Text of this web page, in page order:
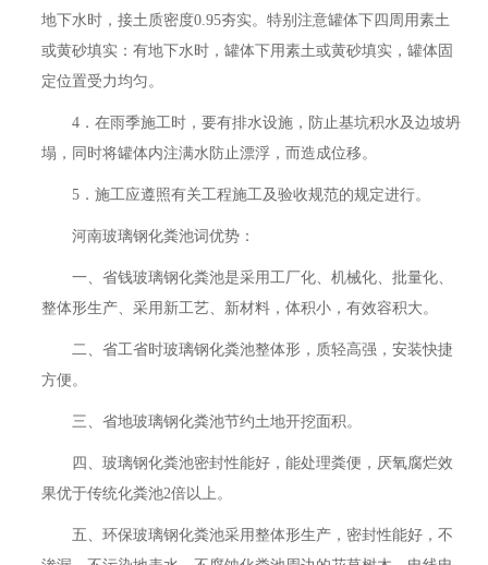
地下水时，接土质密度0.95夯实。特别注意罐体下四周用素土
或黄砂填实：有地下水时，罐体下用素土或黄砂填实，罐体固
定位置受力均匀。
4．在雨季施工时，要有排水设施，防止基坑积水及边坡坍
塌，同时将罐体内注满水防止漂浮，而造成位移。
5．施工应遵照有关工程施工及验收规范的规定进行。
河南玻璃钢化粪池词优势：
一、省钱玻璃钢化粪池是采用工厂化、机械化、批量化、
整体形生产、采用新工艺、新材料，体积小，有效容积大。
二、省工省时玻璃钢化粪池整体形，质轻高强，安装快捷
方便。
三、省地玻璃钢化粪池节约土地开挖面积。
四、玻璃钢化粪池密封性能好，能处理粪便，厌氧腐烂效
果优于传统化粪池2倍以上。
五、环保玻璃钢化粪池采用整体形生产，密封性能好，不